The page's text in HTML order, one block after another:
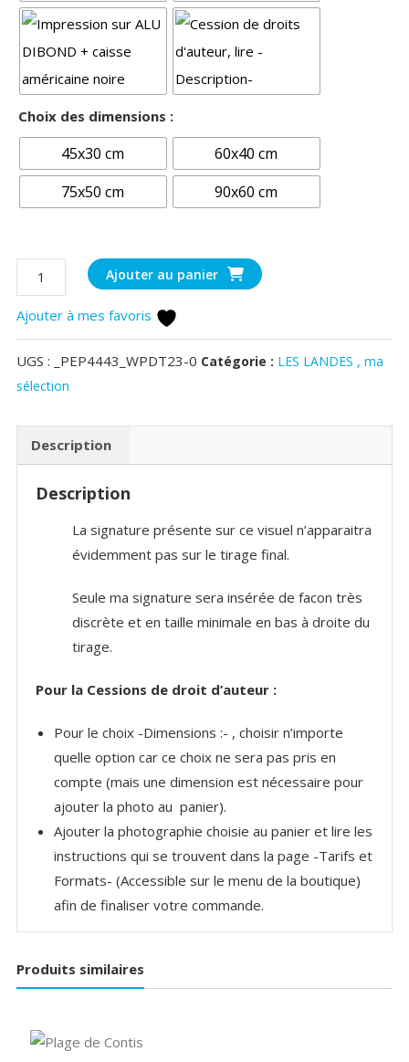
Choix des dimensions :
45x30 cm
60x40 cm
75x50 cm
90x60 cm
quantité
de
Foret
landaise
inondée
de
Ajouter au panier
Ajouter à mes favoris
UGS : _PEP4443_WPDT23-0 Catégorie : LES LANDES , ma
sélection
Description
Description
La signature présente sur ce visuel n’apparaitra
évidemment pas sur le tirage final.
Seule ma signature sera insérée de facon très
discrète et en taille minimale en bas à droite du
tirage.
Pour la Cessions de droit d’auteur :
Pour le choix -Dimensions :- , choisir n’importe
quelle option car ce choix ne sera pas pris en
compte (mais une dimension est nécessaire pour
ajouter la photo au panier).
Ajouter la photographie choisie au panier et lire les
instructions qui se trouvent dans la page -Tarifs et
Formats- (Accessible sur le menu de la boutique)
afin de finaliser votre commande.
Produits similaires